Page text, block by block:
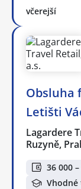
včerejší
Obsluha
Letišti
Lagardere
Ruzyně,
36 000